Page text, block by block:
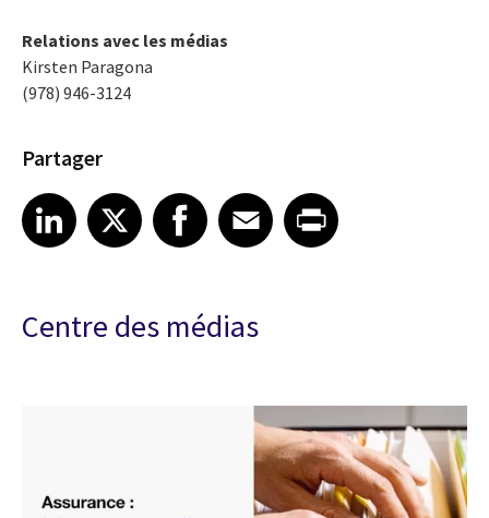
Relations avec les médias
Kirsten Paragona
(978) 946-3124
Partager
Share article on LinkedIn
LinkedIn
Share article on XShare article on Facebook
Facebook
Share article on Email
EmailShare article on Print
Centre des médias